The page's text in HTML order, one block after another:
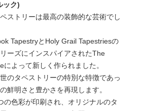
ック)
ストリーは最高の装飾的な芸術でし
TapestryとHoly Grail Tapestriesの
ーズにインスパイアされたThe
よって新しく作られました。
のタペストリーの特別な特徴であっ
鮮明さと豊かさを再現します。
の色彩が印刷され、オリジナルのタ